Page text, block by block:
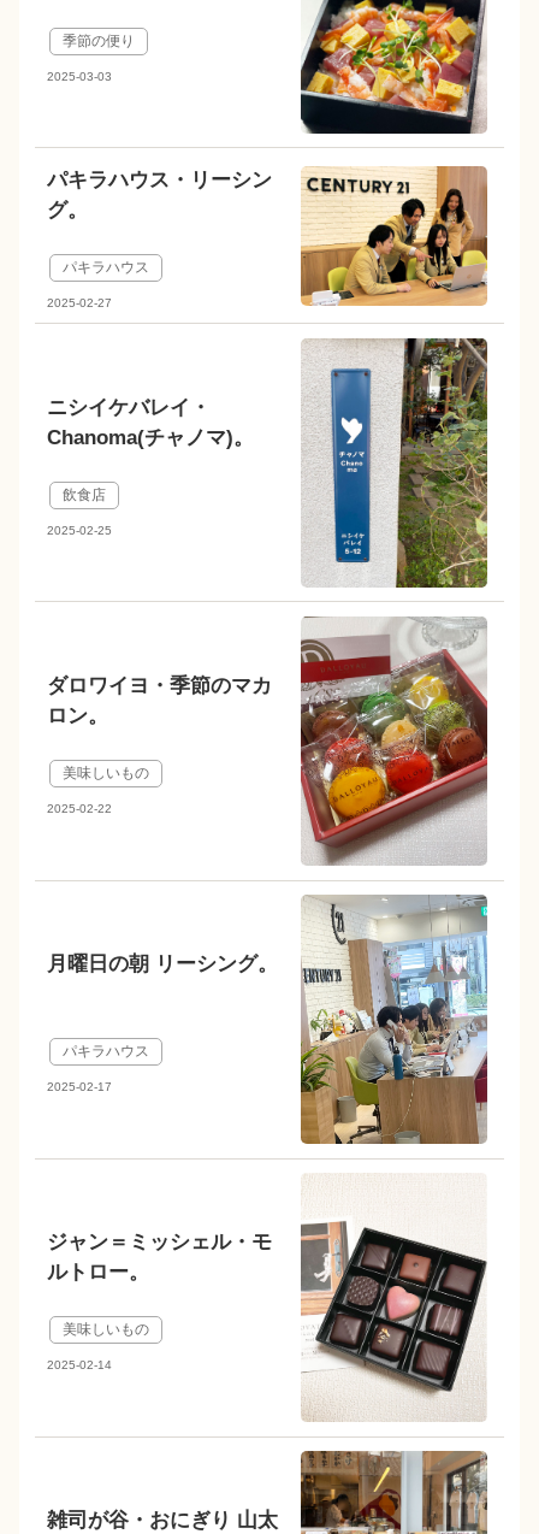
季節の便り
2025-03-03
パキラハウス・リーシン
グ。
パキラハウス
2025-02-27
ニシイケバレイ・
Chanoma(チャノマ)。
飲食店
2025-02-25
ダロワイヨ・季節のマカ
ロン。
美味しいもの
2025-02-22
月曜日の朝 リーシング。
パキラハウス
2025-02-17
ジャン＝ミッシェル・モ
ルトロー。
美味しいもの
2025-02-14
雑司が谷・おにぎり 山太